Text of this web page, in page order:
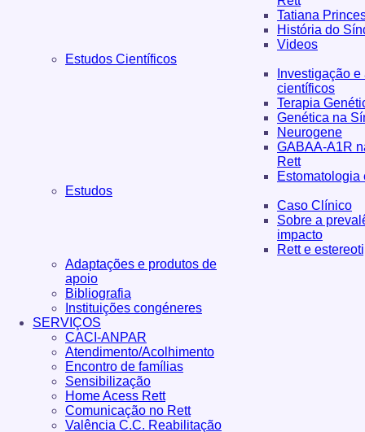
Tatiana
História do
Videos
Estudos Científicos
Investigação
científicos
Terapia
Genética na
Neurogene
GABAA-A1R
Rett
Estomatologia
Estudos
Caso Clínico
Sobre a
impacto
Rett e
Adaptações e produtos de
apoio
Bibliografia
Instituições congéneres
SERVIÇOS
CACI-ANPAR
Atendimento/Acolhimento
Encontro de famílias
Sensibilização
Home Acess Rett
Comunicação no Rett
Valência C.C. Reabilitação